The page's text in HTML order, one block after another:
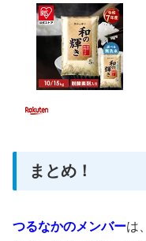
まとめ！
つるなかのメンバーは、